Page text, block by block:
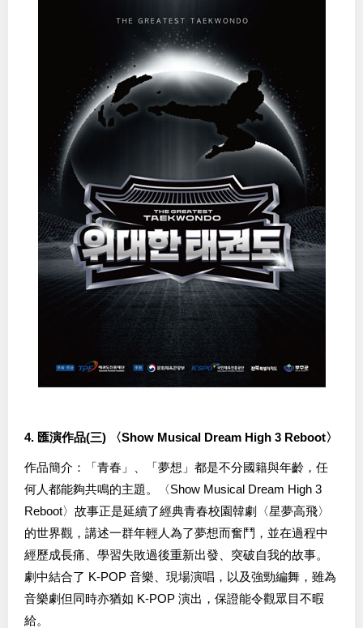
4. 匯演作品(三) 〈Show Musical Dream High 3 Reboot〉
作品簡介：「青春」、「夢想」都是不分國籍與年齡，任
何人都能夠共鳴的主題。〈Show Musical Dream High 3
Reboot〉故事正是延續了經典青春校園韓劇〈星夢高飛〉
的世界觀，講述一群年輕人為了夢想而奮鬥，並在過程中
經歷成長痛、學習失敗過後重新出發、突破自我的故事。
劇中結合了 K-POP 音樂、現場演唱，以及強勁編舞，雖為
音樂劇但同時亦猶如 K-POP 演出，保證能令觀眾目不暇
給。